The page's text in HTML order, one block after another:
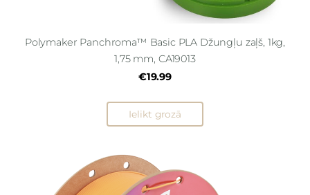
Polymaker Panchroma™ Basic PLA Džungļu zaļš, 1kg,
1,75 mm, CA19013
€19.99
Ielikt grozā